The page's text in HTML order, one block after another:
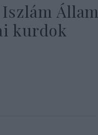
Állam
kurdok